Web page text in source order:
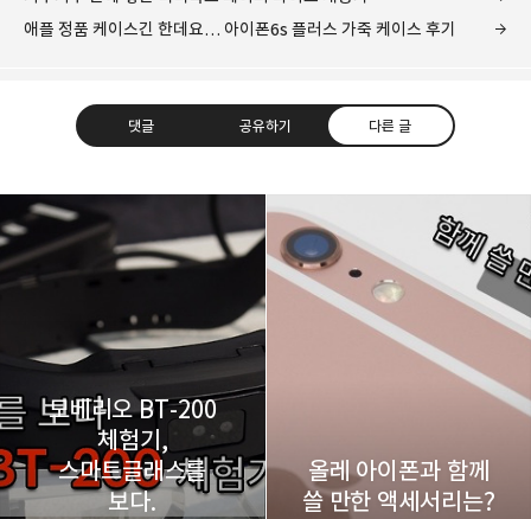
애플 정품 케이스긴 한데요… 아이폰6s 플러스 가죽 케이스 후기
댓글 공유하기 다른 글
레이니아
다방면의 깊은 관심과 얕은 이해도를 갖춘 보편적
비주류이자 진화하는 영원한 주변인.
구독하기
카카오톡 라인 트위터
카카오스토리 밴드 네이버 블로그
모베리오 BT-200
체험기,
스마트글래스를
보다.
올레 아이폰과 함께
쓸 만한 액세서리는?